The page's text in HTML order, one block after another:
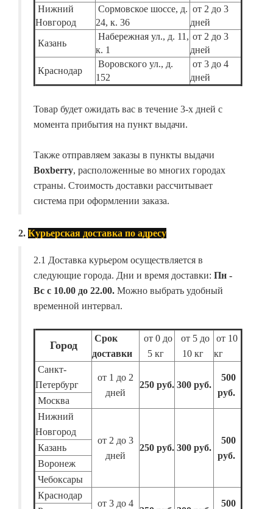
Нижний
Новгород
Сормовское шоссе, д.
24, к. 36
от 2 до 3
дней
Казань
Набережная ул., д. 11,
к. 1
от 2 до 3
дней
Краснодар
Воровского ул., д.
152
от 3 до 4
дней
Товар будет ожидать вас в течение 3-х дней с
момента прибытия на пункт выдачи.
Также отправляем заказы в пункты выдачи
Boxberry, расположенные во многих городах
страны. Стоимость доставки рассчитывает
система при оформлении заказа.
2. Курьерская доставка по адресу
2.1 Доставка курьером осуществляется в
следующие города. Дни и время доставки: Пн -
Вс с 10.00 до 22.00. Можно выбрать удобный
временной интервал.
Город
Срок
доставки
от 0 до
5 кг
от 5 до
10 кг
от 10
кг
Санкт-
Петербург
от 1 до 2
дней
250 руб. 300 руб.
500
руб.
Москва
Нижний
Новгород
от 2 до 3
дней
250 руб. 300 руб.
500
руб.
Казань
Воронеж
Чебоксары
Краснодар
от 3 до 4
500